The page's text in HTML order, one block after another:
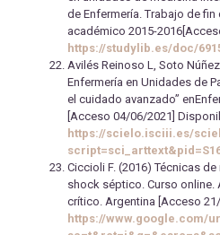
de Enfermería. Trabajo de fin
académico 2015-
https://studylib.es/doc/
Avilés Reinoso L, Soto
Enfermería en Unidades de
el cuidado avanzado”
[Acceso 04/06/2021]
https://scielo.isciii.es/
Ciccioli F. (2016) Técnicas
shock séptico. Curso online.
crítico. Argentina [Acceso
https://www.google.com/